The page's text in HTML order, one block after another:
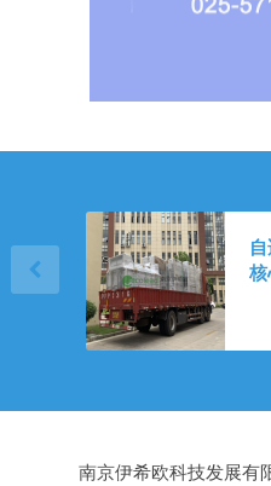
核
如
南京伊希欧科技发展有